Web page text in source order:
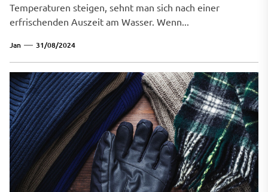
Temperaturen steigen, sehnt man sich nach einer
erfrischenden Auszeit am Wasser. Wenn...
Jan 31/08/2024